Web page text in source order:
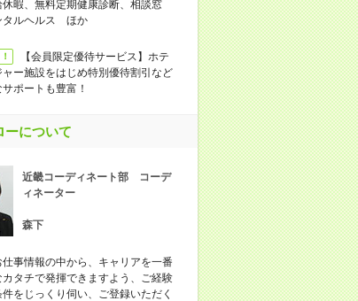
暇、無料定期健康診断、相談窓
タルヘルス ほか
【会員限定優待サービス】ホテ
ャー施設をはじめ特別優待割引など
ポートも豊富！
ーについて
近畿コーディネート部 コーデ
ィネーター
森下
仕事情報の中から、キャリアを一番
タチで発揮できますよう、ご経験
をじっくり伺い、ご登録いただく